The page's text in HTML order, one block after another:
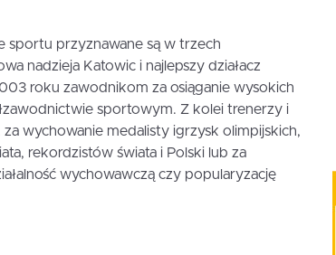
sportu przyznawane są w trzech
nadzieja Katowic i najlepszy działacz
roku zawodnikom za osiąganie wysokich
sportowym. Z kolei trenerzy i
wychowanie medalisty igrzysk olimpijskich,
rekordzistów świata i Polski lub za
wychowawczą czy popularyzację